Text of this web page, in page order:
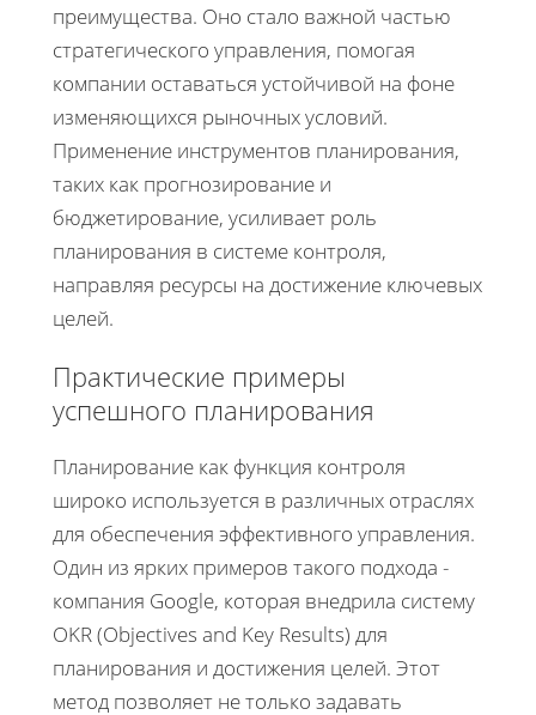
преимущества. Оно стало важной частью
стратегического управления, помогая
компании оставаться устойчивой на фоне
изменяющихся рыночных условий.
Применение инструментов планирования,
таких как прогнозирование и
бюджетирование, усиливает роль
планирования в системе контроля,
направляя ресурсы на достижение ключевых
целей.
Практические примеры
успешного планирования
Планирование как функция контроля
широко используется в различных отраслях
для обеспечения эффективного управления.
Один из ярких примеров такого подхода -
компания Google, которая внедрила систему
OKR (Objectives and Key Results) для
планирования и достижения целей. Этот
метод позволяет не только задавать